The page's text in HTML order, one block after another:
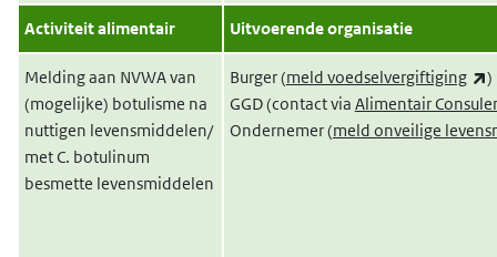
Activiteit alimentair Uitvoerende organisatie
Melding aan NVWA van
(mogelijke) botulisme na
nuttigen levensmiddelen/
met C. botulinum
besmette levensmiddelen
Burger (meld voedselvergiftiging
)
GGD (contact via Alimentair
Ondernemer (meld onveilige